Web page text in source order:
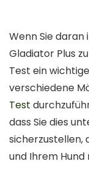
Wenn Sie daran
Gladiator Plus
Test ein
verschiedene
Test
dass Sie dies
sicherzustellen,
und Ihrem